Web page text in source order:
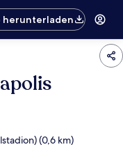
herunterladen
(0,6 km)